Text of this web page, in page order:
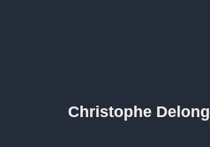
Christophe Delong